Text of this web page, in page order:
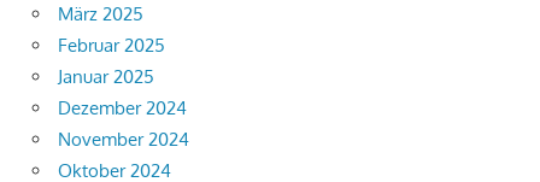
März 2025
Februar 2025
Januar 2025
Dezember 2024
November 2024
Oktober 2024